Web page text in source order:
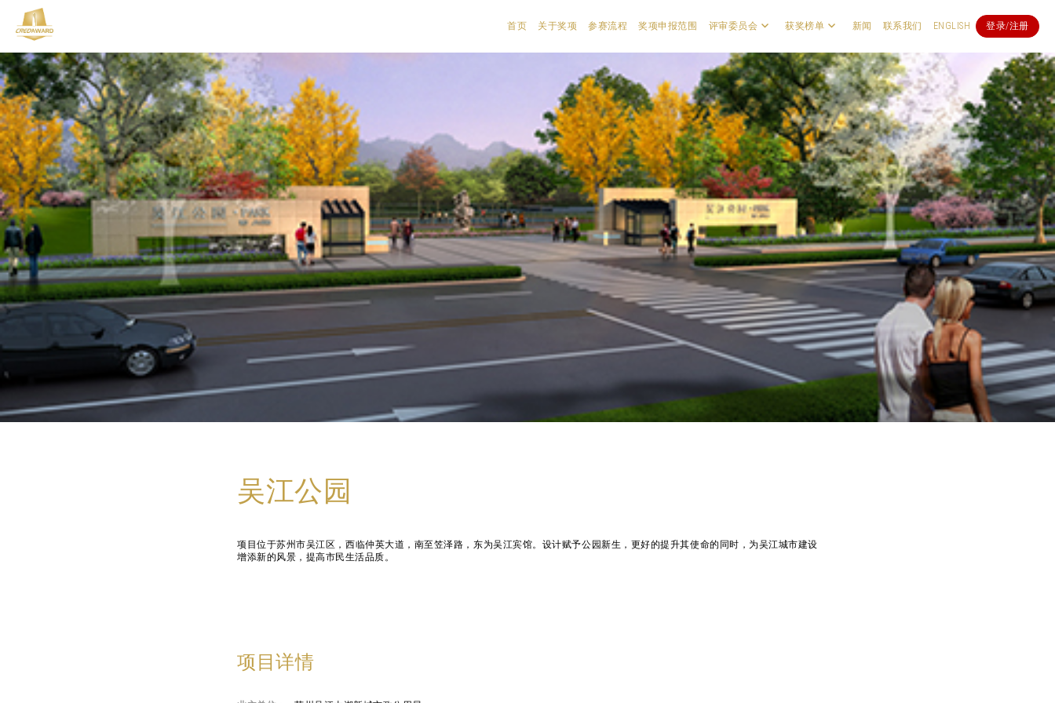
首页 关于奖项 参赛流程 奖项申报范围 评审委员会 获奖榜单 新闻 联系我们 ENGLISH 登录/注册
吴江公园
项目位于苏州市吴江区，西临仲英大道，南至笠泽路，东为吴江宾馆。设计赋予公园新生，更好的提升其使命的同时，为吴江城市建设
增添新的风景，提高市民生活品质。
项目详情